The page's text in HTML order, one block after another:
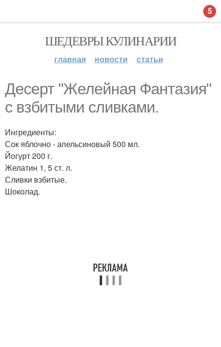
ШЕДЕВРЫ КУЛИНАРИИ
главная новости статьи
Десерт "Желейная Фантазия"
с взбитыми сливками.
Ингредиенты:
Сок яблочно - апельсиновый 500 мл.
Йогурт 200 г.
Желатин 1, 5 ст. л.
Сливки взбитые.
Шоколад.
5